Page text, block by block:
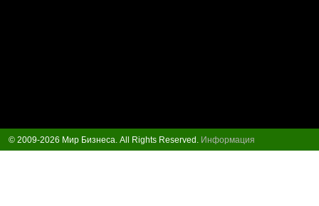
© 2009-2026 Мир Бизнеса. All Rights Reserved. Информация